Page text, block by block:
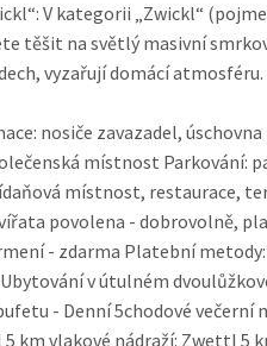
V kategorii „Zwickl“
těšit na světlý masivní
vyzařují domácí
nosiče zavazadel,
místnost Parkování:
místnost, restaurace,
povolena - dobrovolně,
- zdarma Platební
v útulném
- Denní 5chodové večerní
km vlakové nádraží: Zwettl 5